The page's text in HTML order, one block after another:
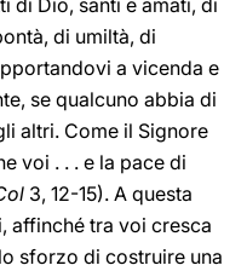
di Dio, santi e amati, di
di umiltà, di
a vicenda e
se qualcuno abbia di
altri. Come il Signore
voi . . . e la pace di
3, 12-15). A questa
affinché tra voi cresca
sforzo di costruire una